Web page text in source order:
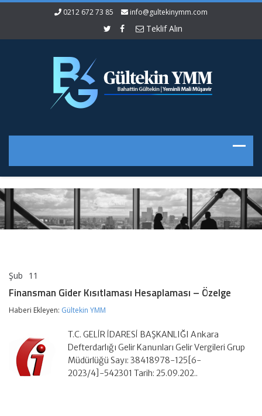
0212 672 73 85 info@gultekinymm.com
Teklif Alın
Şub 11
Kısıtlaması
Hesaplaması
–
Finansman Gider Kısıtlaması Hesaplaması – Özelge
Haberi Ekleyen: Gültekin YMM
T.C. GELİR İDARESİ BAŞKANLIĞI Ankara
Defterdarlığı Gelir Kanunları Gelir Vergileri Grup
Müdürlüğü Sayı: 38418978-125[6-
2023/4]-542301 Tarih: 25.09.202..